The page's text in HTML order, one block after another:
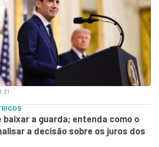
baixar a guarda; entenda como o
a decisão sobre os juros dos